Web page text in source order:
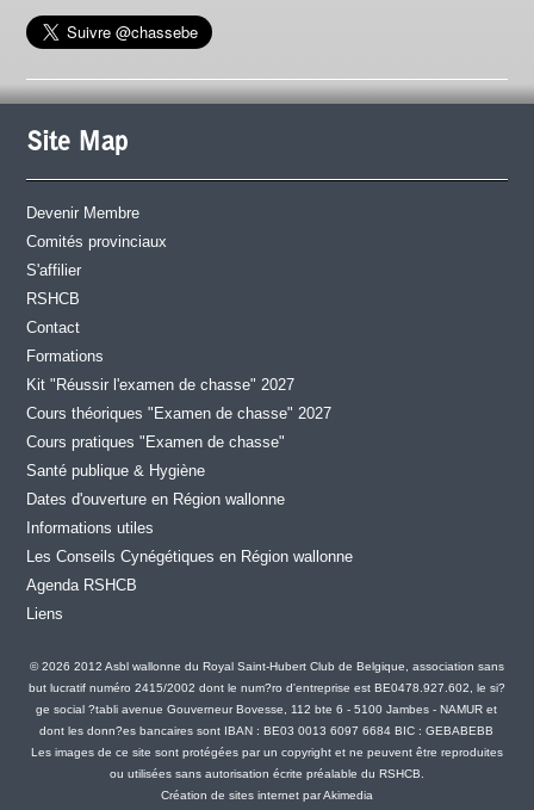
Site Map
Devenir Membre
Comités provinciaux
S'affilier
RSHCB
Contact
Formations
Kit "Réussir l'examen de chasse" 2027
Cours théoriques "Examen de chasse" 2027
Cours pratiques "Examen de chasse"
Santé publique & Hygiène
Dates d'ouverture en Région wallonne
Informations utiles
Les Conseils Cynégétiques en Région wallonne
Agenda RSHCB
Liens
© 2026 2012 Asbl wallonne du Royal Saint-Hubert Club de Belgique, association sans
but lucratif numéro 2415/2002 dont le num?ro d'entreprise est BE0478.927.602, le si?
ge social ?tabli avenue Gouverneur Bovesse, 112 bte 6 - 5100 Jambes - NAMUR et
dont les donn?es bancaires sont IBAN : BE03 0013 6097 6684 BIC : GEBABEBB
Les images de ce site sont protégées par un copyright et ne peuvent être reproduites
ou utilisées sans autorisation écrite préalable du RSHCB.
Création de sites internet par Akimedia